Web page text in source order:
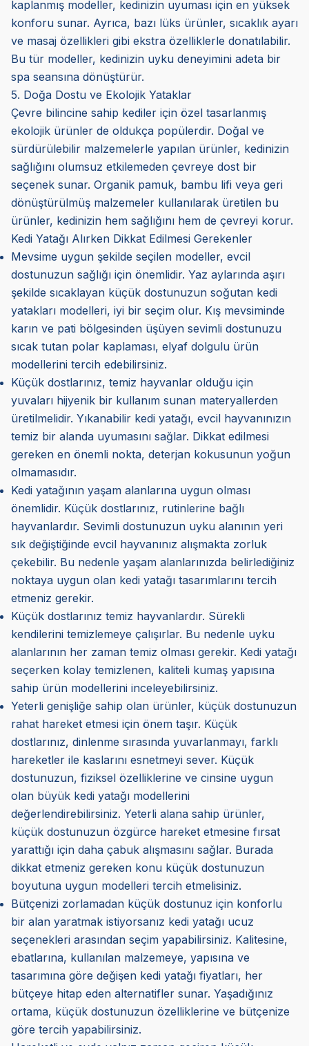
kaplanmış modeller, kedinizin uyuması için en yüksek
konforu sunar. Ayrıca, bazı lüks ürünler, sıcaklık ayarı
ve masaj özellikleri gibi ekstra özelliklerle donatılabilir.
Bu tür modeller, kedinizin uyku deneyimini adeta bir
spa seansına dönüştürür.
5. Doğa Dostu ve Ekolojik Yataklar
Çevre bilincine sahip kediler için özel tasarlanmış
ekolojik ürünler de oldukça popülerdir. Doğal ve
sürdürülebilir malzemelerle yapılan ürünler, kedinizin
sağlığını olumsuz etkilemeden çevreye dost bir
seçenek sunar. Organik pamuk, bambu lifi veya geri
dönüştürülmüş malzemeler kullanılarak üretilen bu
ürünler, kedinizin hem sağlığını hem de çevreyi korur.
Kedi Yatağı Alırken Dikkat Edilmesi Gerekenler
Mevsime uygun şekilde seçilen modeller, evcil
dostunuzun sağlığı için önemlidir. Yaz aylarında aşırı
şekilde sıcaklayan küçük dostunuzun soğutan kedi
yatakları modelleri, iyi bir seçim olur. Kış mevsiminde
karın ve pati bölgesinden üşüyen sevimli dostunuzu
sıcak tutan polar kaplaması, elyaf dolgulu ürün
modellerini tercih edebilirsiniz.
Küçük dostlarınız, temiz hayvanlar olduğu için
yuvaları hijyenik bir kullanım sunan materyallerden
üretilmelidir. Yıkanabilir kedi yatağı, evcil hayvanınızın
temiz bir alanda uyumasını sağlar. Dikkat edilmesi
gereken en önemli nokta, deterjan kokusunun yoğun
olmamasıdır.
Kedi yatağının yaşam alanlarına uygun olması
önemlidir. Küçük dostlarınız, rutinlerine bağlı
hayvanlardır. Sevimli dostunuzun uyku alanının yeri
sık değiştiğinde evcil hayvanınız alışmakta zorluk
çekebilir. Bu nedenle yaşam alanlarınızda belirlediğiniz
noktaya uygun olan kedi yatağı tasarımlarını tercih
etmeniz gerekir.
Küçük dostlarınız temiz hayvanlardır. Sürekli
kendilerini temizlemeye çalışırlar. Bu nedenle uyku
alanlarının her zaman temiz olması gerekir. Kedi yatağı
seçerken kolay temizlenen, kaliteli kumaş yapısına
sahip ürün modellerini inceleyebilirsiniz.
Yeterli genişliğe sahip olan ürünler, küçük dostunuzun
rahat hareket etmesi için önem taşır. Küçük
dostlarınız, dinlenme sırasında yuvarlanmayı, farklı
hareketler ile kaslarını esnetmeyi sever. Küçük
dostunuzun, fiziksel özelliklerine ve cinsine uygun
olan büyük kedi yatağı modellerini
değerlendirebilirsiniz. Yeterli alana sahip ürünler,
küçük dostunuzun özgürce hareket etmesine fırsat
yarattığı için daha çabuk alışmasını sağlar. Burada
dikkat etmeniz gereken konu küçük dostunuzun
boyutuna uygun modelleri tercih etmelisiniz.
Bütçenizi zorlamadan küçük dostunuz için konforlu
bir alan yaratmak istiyorsanız kedi yatağı ucuz
seçenekleri arasından seçim yapabilirsiniz. Kalitesine,
ebatlarına, kullanılan malzemeye, yapısına ve
tasarımına göre değişen kedi yatağı fiyatları, her
bütçeye hitap eden alternatifler sunar. Yaşadığınız
ortama, küçük dostunuzun özelliklerine ve bütçenize
göre tercih yapabilirsiniz.